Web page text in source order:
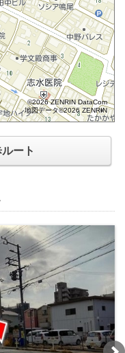
©2026 ZENRIN DataCom
地図データ©2026 ZENRIN
ート